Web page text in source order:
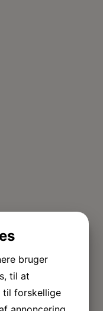
bruger
til at
til forskellige